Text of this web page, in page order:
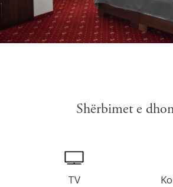
Shërbimet e
TV